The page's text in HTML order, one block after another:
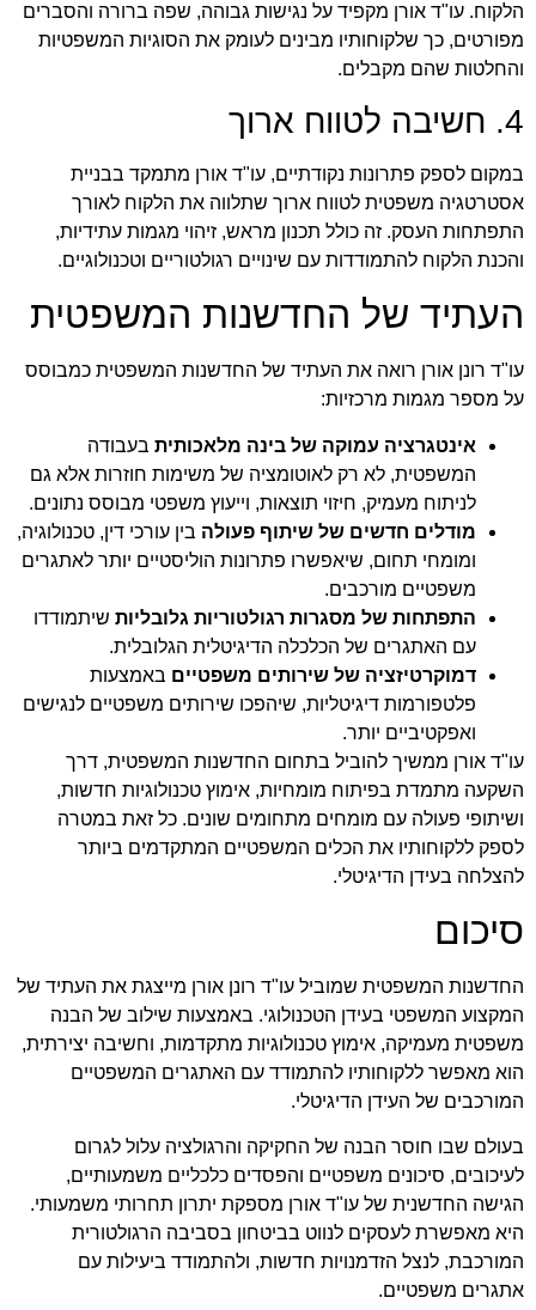
הלקוח. עו"ד אורן מקפיד על נגישות גבוהה, שפה ברורה והסברים
מפורטים, כך שלקוחותיו מבינים לעומק את הסוגיות המשפטיות
והחלטות שהם מקבלים.
4. חשיבה לטווח ארוך
במקום לספק פתרונות נקודתיים, עו"ד אורן מתמקד בבניית
אסטרטגיה משפטית לטווח ארוך שתלווה את הלקוח לאורך
התפתחות העסק. זה כולל תכנון מראש, זיהוי מגמות עתידיות,
והכנת הלקוח להתמודדות עם שינויים רגולטוריים וטכנולוגיים.
העתיד של החדשנות המשפטית
עו"ד רונן אורן רואה את העתיד של החדשנות המשפטית כמבוסס
על מספר מגמות מרכזיות:
אינטגרציה עמוקה של בינה מלאכותית בעבודה
המשפטית, לא רק לאוטומציה של משימות חוזרות אלא גם
לניתוח מעמיק, חיזוי תוצאות, וייעוץ משפטי מבוסס נתונים.
מודלים חדשים של שיתוף פעולה בין עורכי דין, טכנולוגיה,
ומומחי תחום, שיאפשרו פתרונות הוליסטיים יותר לאתגרים
משפטיים מורכבים.
התפתחות של מסגרות רגולטוריות גלובליות שיתמודדו
עם האתגרים של הכלכלה הדיגיטלית הגלובלית.
דמוקרטיזציה של שירותים משפטיים באמצעות
פלטפורמות דיגיטליות, שיהפכו שירותים משפטיים לנגישים
ואפקטיביים יותר.
עו"ד אורן ממשיך להוביל בתחום החדשנות המשפטית, דרך
השקעה מתמדת בפיתוח מומחיות, אימוץ טכנולוגיות חדשות,
ושיתופי פעולה עם מומחים מתחומים שונים. כל זאת במטרה
לספק ללקוחותיו את הכלים המשפטיים המתקדמים ביותר
להצלחה בעידן הדיגיטלי.
סיכום
החדשנות המשפטית שמוביל עו"ד רונן אורן מייצגת את העתיד של
המקצוע המשפטי בעידן הטכנולוגי. באמצעות שילוב של הבנה
משפטית מעמיקה, אימוץ טכנולוגיות מתקדמות, וחשיבה יצירתית,
הוא מאפשר ללקוחותיו להתמודד עם האתגרים המשפטיים
המורכבים של העידן הדיגיטלי.
בעולם שבו חוסר הבנה של החקיקה והרגולציה עלול לגרום
לעיכובים, סיכונים משפטיים והפסדים כלכליים משמעותיים,
הגישה החדשנית של עו"ד אורן מספקת יתרון תחרותי משמעותי.
היא מאפשרת לעסקים לנווט בביטחון בסביבה הרגולטורית
המורכבת, לנצל הזדמנויות חדשות, ולהתמודד ביעילות עם
אתגרים משפטיים.